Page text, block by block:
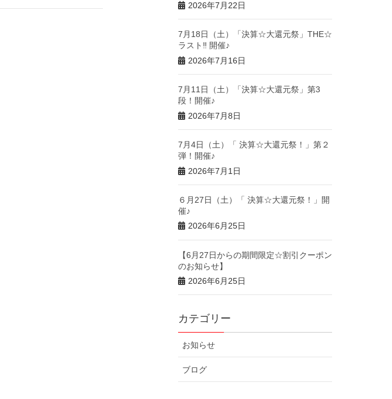
2026年7月22日
7月18日（土）「決算☆大還元祭」THE☆
ラスト‼︎ 開催♪
2026年7月16日
7月11日（土）「決算☆大還元祭」第3
段！開催♪
2026年7月8日
7月4日（土）「 決算☆大還元祭！」第２
弾！開催♪
2026年7月1日
６月27日（土）「 決算☆大還元祭！」開
催♪
2026年6月25日
【6月27日からの期間限定☆割引クーポン
のお知らせ】
2026年6月25日
カテゴリー
お知らせ
ブログ